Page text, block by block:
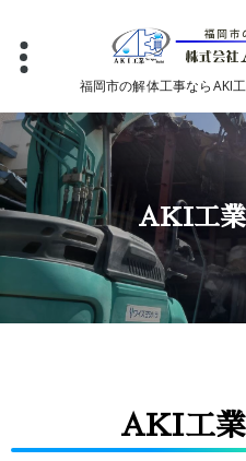
福岡市の解体工事ならAKI
AKI工業
ホーム/
AKI工業
AKI工業